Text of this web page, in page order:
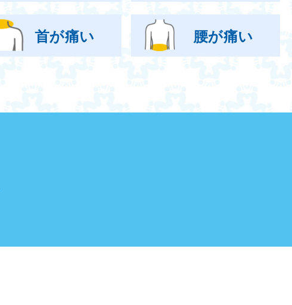
首が痛い 腰が痛い